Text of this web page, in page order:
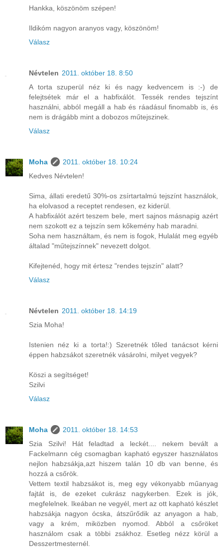
Hankka, köszönöm szépen!
Ildikóm nagyon aranyos vagy, köszönöm!
Válasz
Névtelen 2011. október 18. 8:50
A torta szuperül néz ki és nagy kedvencem is :-) de
felejtsétek már el a habfixálót. Tessék rendes tejszínt
használni, abból megáll a hab és ráadásul finomabb is, és
nem is drágább mint a dobozos műtejszinek.
Válasz
Moha
2011. október 18. 10:24
Kedves Névtelen!
Sima, állati eredetű 30%-os zsírtartalmú tejszínt használok,
ha elolvasod a receptet rendesen, ez kiderül.
A habfixálót azért teszem bele, mert sajnos másnapig azért
nem szokott ez a tejszín sem kőkemény hab maradni.
Soha nem használtam, és nem is fogok, Hulalát meg egyéb
általad "műtejszínnek" nevezett dolgot.
Kifejtenéd, hogy mit értesz "rendes tejszín" alatt?
Válasz
Névtelen 2011. október 18. 14:19
Szia Moha!
Istenien néz ki a torta!:) Szeretnék tőled tanácsot kérni
éppen habzsákot szeretnék vásárolni, milyet vegyek?
Köszi a segítséget!
Szilvi
Válasz
Moha
2011. október 18. 14:53
Szia Szilvi! Hát feladtad a leckét.... nekem bevált a
Fackelmann cég csomagban kapható egyszer használatos
nejlon habzsákja,azt hiszem talán 10 db van benne, és
hozzá a csőrök.
Vettem textil habzsákot is, meg egy vékonyabb műanyag
fajtát is, de ezeket cukrász nagykerben. Ezek is jók,
megfelelnek. Ikeában ne vegyél, mert az ott kapható készlet
habzsákja nagyon ócska, átszűrődik az anyagon a hab,
vagy a krém, miközben nyomod. Abból a csőröket
használom csak a többi zsákhoz. Esetleg nézz körül a
Desszertmesternél.